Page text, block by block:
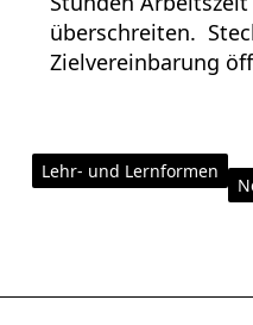
überschreiten.
Zielvereinbarung
Lehr- und Lernformen